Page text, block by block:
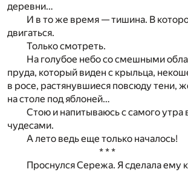
деревни…
И в то же время — тишина. В
двигаться.
Только смотреть.
На голубое небо со смешными
пруда, который виден с крыльца,
в росе, растянувшиеся повсюду тени,
на столе под яблоней…
Стою и напитываюсь с самого утра
чудесами.
А лето ведь еще только началось!
* * *
Проснулся Сережа. Я сделала ему